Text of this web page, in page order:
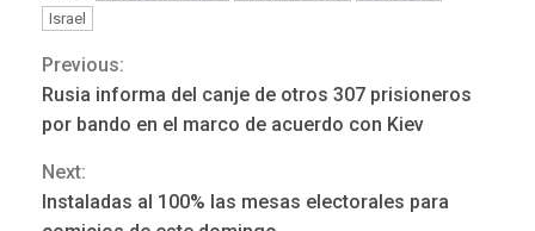
Israel
Continue
Reading
Previous:
Rusia informa del canje de otros 307 prisioneros
por bando en el marco de acuerdo con Kiev
Next:
Instaladas al 100% las mesas electorales para
3
Funsone benefició a 46
personas con la entrega de